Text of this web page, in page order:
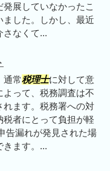
展していなかったこ
した。しかし、最近
さなくて...
通常税理士に対して意
よって、税務調査は不
れます。税務署への対
者にとって負担が軽
告漏れが発見された場
きます。...